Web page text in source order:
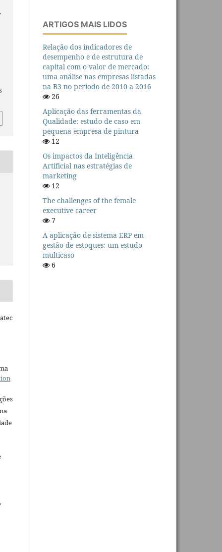
ARTIGOS MAIS LIDOS
Relação dos indicadores de
desempenho e de estrutura de
capital com o valor de mercado:
uma análise nas empresas listadas
na B3 no período de 2010 a 2016
26
Aplicação das ferramentas da
Qualidade: estudo de caso em
pequena empresa de pintura
12
Os impactos da Inteligência
Artificial nas estratégias de
marketing
12
The challenges of the female
executive career
7
A aplicação de sistema ERP em
gestão de estoques: um estudo
multicaso
6